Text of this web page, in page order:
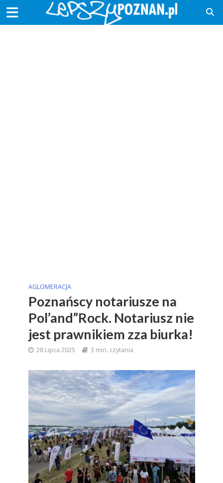
AGLOMERACJA
Poznańscy notariusze na
Pol’and”Rock. Notariusz nie
jest prawnikiem zza biurka!
28 Lipca 2025 3 min. czytania